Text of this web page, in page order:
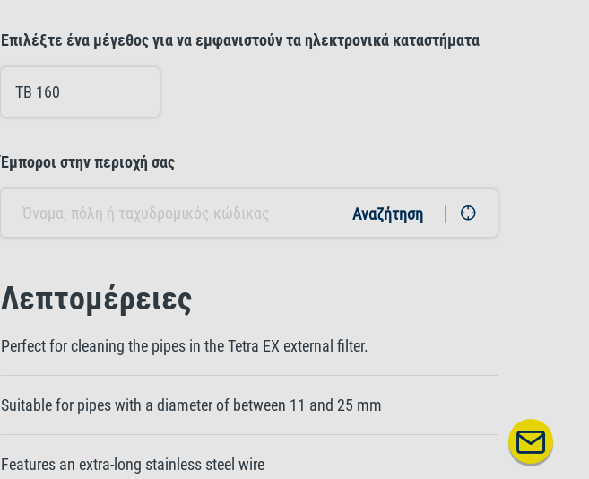
Επιλέξτε ένα μέγεθος για να εμφανιστούν τα ηλεκτρονικά καταστήματα
TB 160
Έμποροι στην περιοχή σας
Αναζήτηση
Λεπτομέρειες
Perfect for cleaning the pipes in the Tetra EX external filter.
Suitable for pipes with a diameter of between 11 and 25 mm
Features an extra-long stainless steel wire